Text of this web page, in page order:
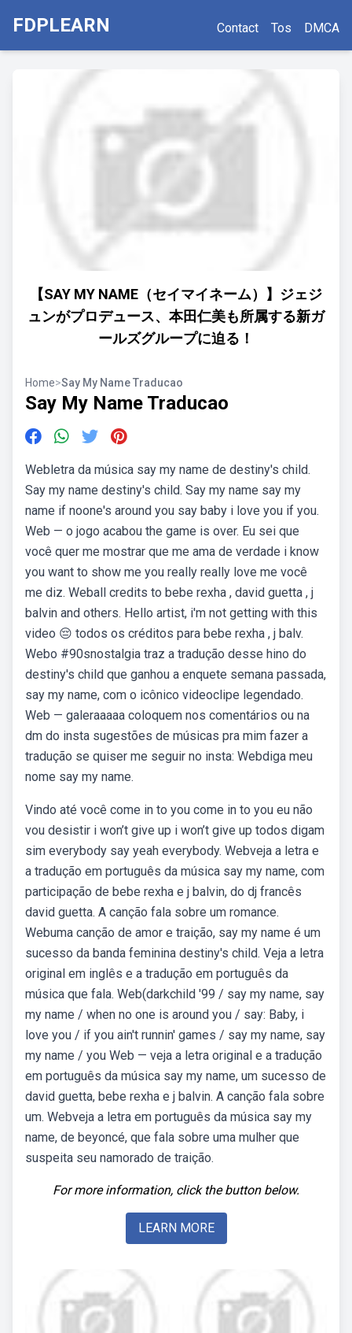
FDPLEARN Contact Tos DMCA
【SAY MY NAME（セイマイネーム）】ジェジ
ュンがプロデュース、本田仁美も所属する新ガ
ールズグループに迫る！
Home>Say My Name Traducao
Say My Name Traducao
Webletra da música say my name de destiny's child.
Say my name destiny's child. Say my name say my
name if noone's around you say baby i love you if you.
Web — o jogo acabou the game is over. Eu sei que
você quer me mostrar que me ama de verdade i know
you want to show me you really really love me você
me diz. Weball credits to bebe rexha , david guetta , j
balvin and others. Hello artist, i'm not getting with this
video 😔 todos os créditos para bebe rexha , j balv.
Webo #90snostalgia traz a tradução desse hino do
destiny's child que ganhou a enquete semana passada,
say my name, com o icônico videoclipe legendado.
Web — galeraaaaa coloquem nos comentários ou na
dm do insta sugestões de músicas pra mim fazer a
tradução se quiser me seguir no insta: Webdiga meu
nome say my name.
Vindo até você come in to you come in to you eu não
vou desistir i won’t give up i won’t give up todos digam
sim everybody say yeah everybody. Webveja a letra e
a tradução em português da música say my name, com
participação de bebe rexha e j balvin, do dj francês
david guetta. A canção fala sobre um romance.
Webuma canção de amor e traição, say my name é um
sucesso da banda feminina destiny's child. Veja a letra
original em inglês e a tradução em português da
música que fala. Web(darkchild '99 / say my name, say
my name / when no one is around you / say: Baby, i
love you / if you ain't runnin' games / say my name, say
my name / you Web — veja a letra original e a tradução
em português da música say my name, um sucesso de
david guetta, bebe rexha e j balvin. A canção fala sobre
um. Webveja a letra em português da música say my
name, de beyoncé, que fala sobre uma mulher que
suspeita seu namorado de traição.
For more information, click the button below.
LEARN MORE